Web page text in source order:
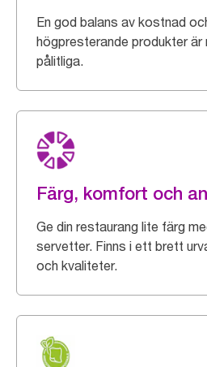
En god balans av kostnad
högpresterande produkter är
pålitliga.
Färg, komfort och
Ge din restaurang lite färg
servetter. Finns i ett brett
och kvaliteter.